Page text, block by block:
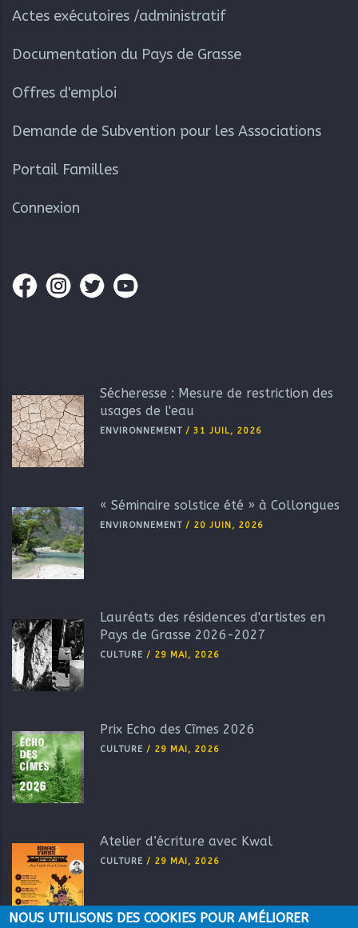
Actes exécutoires /administratif
Documentation du Pays de Grasse
Offres d'emploi
Demande de Subvention pour les Associations
Portail Familles
Connexion
Sécheresse : Mesure de restriction des
usages de l'eau
ENVIRONNEMENT / 31 JUIL, 2026
« Séminaire solstice été » à Collongues
ENVIRONNEMENT / 20 JUIN, 2026
Lauréats des résidences d'artistes en
Pays de Grasse 2026-2027
CULTURE / 29 MAI, 2026
Prix Echo des Cîmes 2026
CULTURE / 29 MAI, 2026
Atelier d’écriture avec Kwal
CULTURE / 29 MAI, 2026
NOUS UTILISONS DES COOKIES POUR AMÉLIORER